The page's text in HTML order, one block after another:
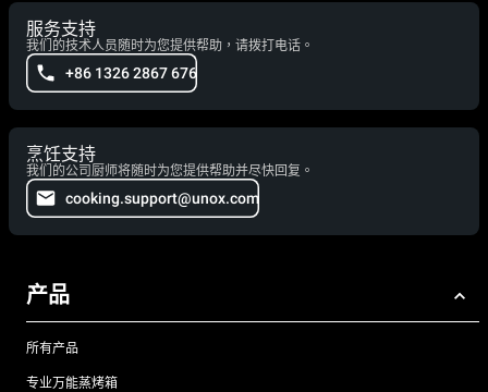
服务支持
我们的技术人员随时为您提供帮助，请拨打电话。
+86 1326 2867 676
烹饪支持
我们的公司厨师将随时为您提供帮助并尽快回复。
cooking.support@unox.com
产品
所有产品
专业万能蒸烤箱